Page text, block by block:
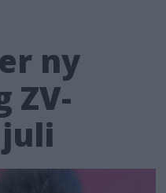
ny
ZV-